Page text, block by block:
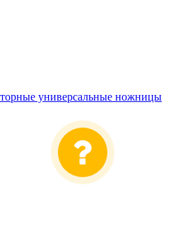
универсальные ножницы